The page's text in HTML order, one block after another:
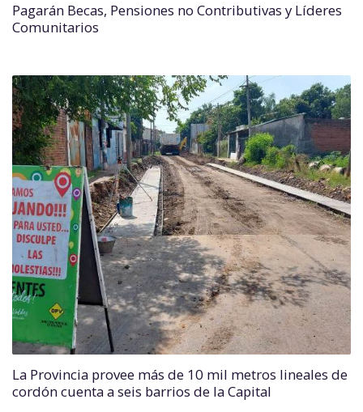
Pagarán Becas, Pensiones no Contributivas y Líderes
Comunitarios
La Provincia provee más de 10 mil metros lineales de
cordón cuenta a seis barrios de la Capital